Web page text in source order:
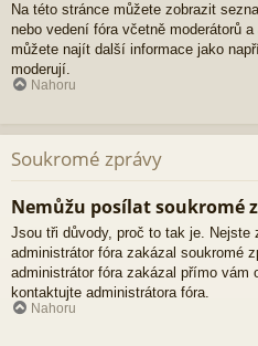
Na této stránce můžete zobrazit
nebo vedení fóra včetně moderátorů
můžete najít další informace jako
moderují.
Nahoru
Soukromé zprávy
Nemůžu posílat soukromé
Jsou tři důvody, proč to tak je. Nejste
administrátor fóra zakázal soukromé
administrátor fóra zakázal přímo
kontaktujte administrátora fóra.
Nahoru